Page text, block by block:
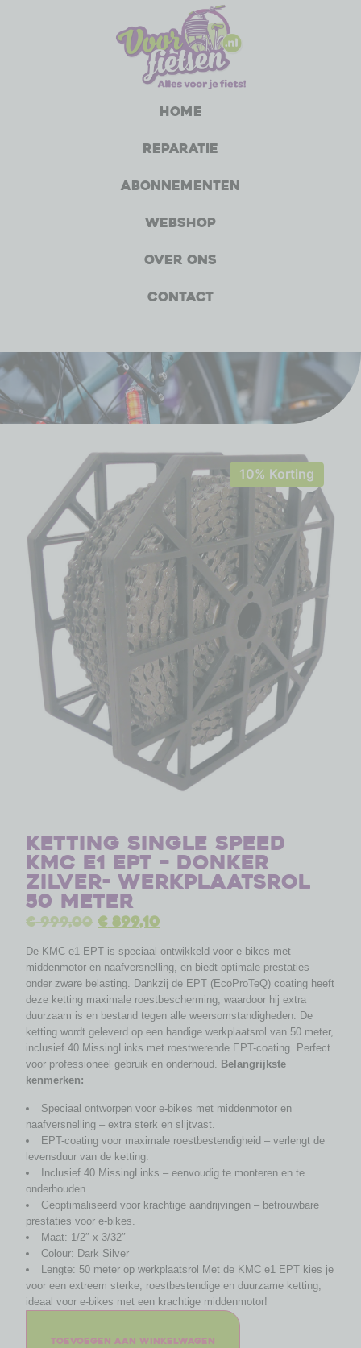
Home
Reparatie
Abonnementen
Webshop
Over ons
Contact
10% Korting
Ketting Single Speed
KMC E1 EPT – donker
zilver- werkplaatsrol
50 meter
€999,00 €899,10
De KMC e1 EPT is speciaal ontwikkeld voor e-bikes met
middenmotor en naafversnelling, en biedt optimale prestaties
onder zware belasting. Dankzij de EPT (EcoProTeQ) coating heeft
deze ketting maximale roestbescherming, waardoor hij extra
duurzaam is en bestand tegen alle weersomstandigheden. De
ketting wordt geleverd op een handige werkplaatsrol van 50 meter,
inclusief 40 MissingLinks met roestwerende EPT-coating. Perfect
voor professioneel gebruik en onderhoud. Belangrijkste
kenmerken:
Speciaal ontworpen voor e-bikes met middenmotor en
naafversnelling – extra sterk en slijtvast.
EPT-coating voor maximale roestbestendigheid – verlengt de
levensduur van de ketting.
Inclusief 40 MissingLinks – eenvoudig te monteren en te
onderhouden.
Geoptimaliseerd voor krachtige aandrijvingen – betrouwbare
prestaties voor e-bikes.
Maat: 1/2″ x 3/32″
Colour: Dark Silver
Lengte: 50 meter op werkplaatsrol Met de KMC e1 EPT kies je
voor een extreem sterke, roestbestendige en duurzame ketting,
ideaal voor e-bikes met een krachtige middenmotor!
Toevoegen aan winkelwagen